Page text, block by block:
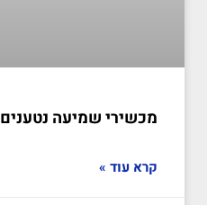
מכשירי שמיעה נטענים
קרא עוד »